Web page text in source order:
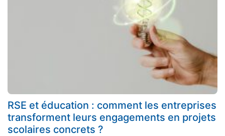
RSE et éducation : comment les entreprises
transforment leurs engagements en projets
scolaires concrets ?